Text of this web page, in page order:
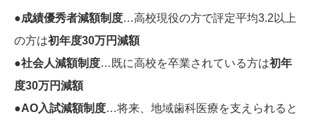
●成績優秀者減額制度…高校現役の方で評定平均3.2以上
の方は初年度30万円減額
●社会人減額制度…既に高校を卒業されている方は初年
度30万円減額
●AO入試減額制度…将来、地域歯科医療を支えられると